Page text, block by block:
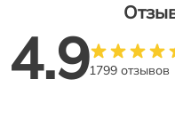
4.91799 отзывов